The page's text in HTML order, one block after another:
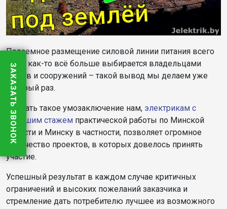
Подземное размещение силовой линии питания всего
дома как-то всё больше выбирается владельцами
домов и сооружений – такой вывод мы делаем уже
который раз.
Сделать такое умозаключение нам, электрикам с
большим стажем практической работы по Минской
области и Минску в частности, позволяет огромное
количество проектов, в которых довелось принять
участие.
Успешный результат в каждом случае критичных
ограничений и высоких пожеланий заказчика и
стремление дать потребителю лучшее из возможного
ЗАКАЗАТЬ ЗВОНОК